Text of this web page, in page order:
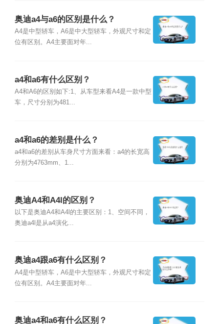
奥迪a4与a6的区别是什么？
A4是中型轿车，A6是中大型轿车，外观尺寸和定
位有区别。A4主要面对年...
a4和a6有什么区别？
A4和A6的区别如下:1、从车型来看A4是一款中型
车，尺寸分别为481...
a4和a6的差别是什么？
a4和a6的差别从车身尺寸方面来看：a4的长宽高
分别为4763mm、1...
奥迪A4和A4l的区别？
以下是奥迪A4和A4l的主要区别：1、空间不同，
奥迪a4l是从a4演化...
奥迪a4跟a6有什么区别？
A4是中型轿车，A6是中大型轿车，外观尺寸和定
位有区别。A4主要面对年...
奥迪a4和a6有什么区别？